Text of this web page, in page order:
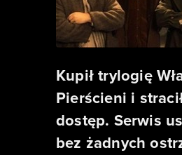
Kupił trylogię
Pierścieni i
dostęp. Serwis
bez żadnych